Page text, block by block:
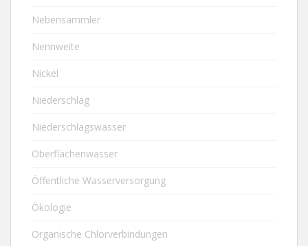
Nebensammler
Nennweite
Nickel
Niederschlag
Niederschlagswasser
Oberflächenwasser
Öffentliche Wasserversorgung
Ökologie
Organische Chlorverbindungen